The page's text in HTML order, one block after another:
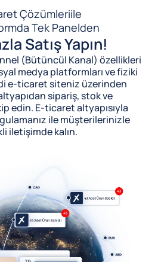
Çözümleriile
Tek Panelden
Satış Yapın!
(Bütüncül Kanal) özellikleri
medya platformları ve fiziki
e-ticaret siteniz üzerinden
sipariş, stok ve
edin. E-ticaret altyapısıyla
ile müşterilerinizle
iletişimde kalın.